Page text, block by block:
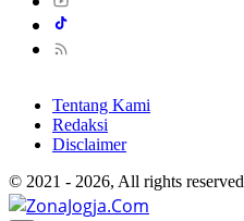
Tentang Kami
Redaksi
Disclaimer
© 2021 - 2026, All rights reserved